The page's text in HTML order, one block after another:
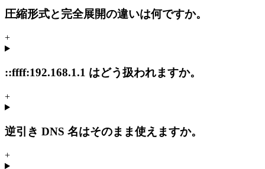
圧縮形式と完全展開の違いは何ですか。
+
::ffff:192.168.1.1 はどう扱われますか。
+
逆引き DNS 名はそのまま使えますか。
+